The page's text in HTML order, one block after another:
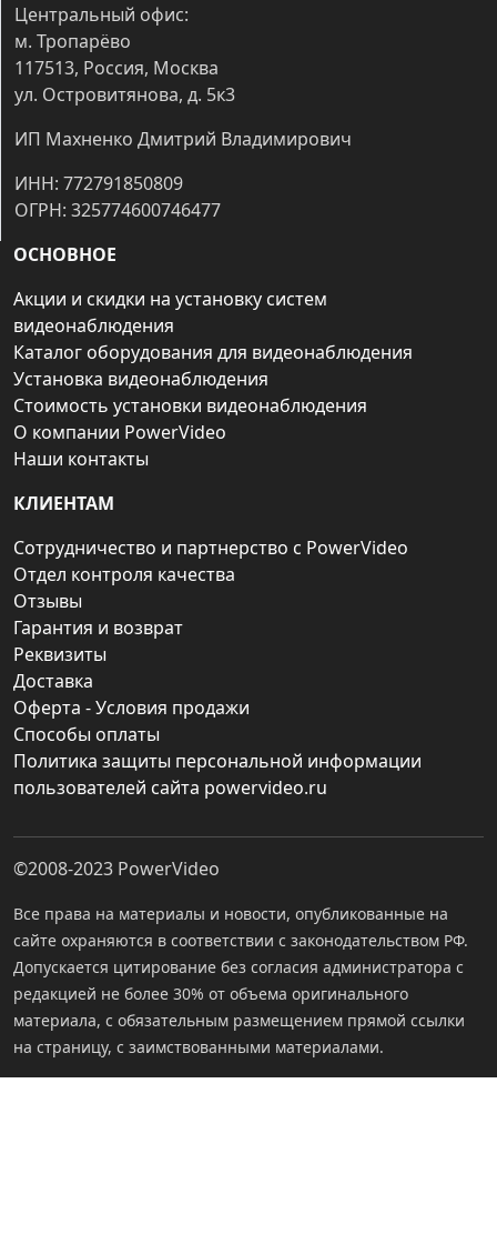
Центральный офис:
м. Тропарёво
117513, Россия, Москва
ул. Островитянова, д. 5к3
ИП Махненко Дмитрий Владимирович
ИНН: 772791850809
ОГРН: 325774600746477
ОСНОВНОЕ
Акции и скидки на установку систем
видеонаблюдения
Каталог оборудования для видеонаблюдения
Установка видеонаблюдения
Стоимость установки видеонаблюдения
О компании PowerVideo
Наши контакты
КЛИЕНТАМ
Сотрудничество и партнерство с PowerVideo
Отдел контроля качества
Отзывы
Гарантия и возврат
Реквизиты
Доставка
Оферта - Условия продажи
Способы оплаты
Политика защиты персональной информации
пользователей сайта powervideo.ru
©2008-2023 PowerVideo
Все права на материалы и новости, опубликованные на
сайте охраняются в соответствии с законодательством РФ.
Допускается цитирование без согласия администратора с
редакцией не более 30% от объема оригинального
материала, с обязательным размещением прямой ссылки
на страницу, с заимствованными материалами.